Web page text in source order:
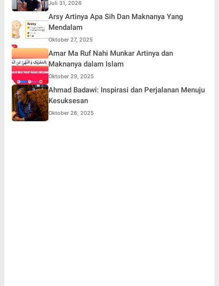
Juli 31, 2026
Arsy Artinya Apa Sih Dan Maknanya Yang
Mendalam
Oktober 27, 2025
Amar Ma Ruf Nahi Munkar Artinya dan
Maknanya dalam Islam
Oktober 29, 2025
Ahmad Badawi: Inspirasi dan Perjalanan Menuju
Kesuksesan
Oktober 26, 2025